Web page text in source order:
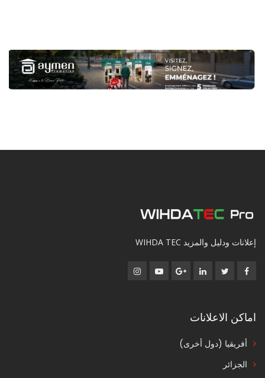
إعلانات ودليل والمزيد WIHDA TEC
اماكن الاعلانات
أفريقيا (دول أخرى)
الجزائر